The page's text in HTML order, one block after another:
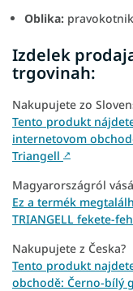
Oblika: pravokotnik
Izdelek
trgovinah:
Nakupujete zo
Tento produkt
internetovom
Triangell ↗
Magyarországról
Ez a termék
TRIANGELL fekete-
Nakupujete z Česka?
Tento produkt
obchodě: Černo-bílý